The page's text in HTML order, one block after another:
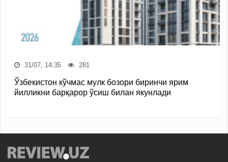
31/07, 14:35 281
Ўзбекистон кўчмас мулк бозори биринчи ярим
йилликни барқарор ўсиш билан якунлади